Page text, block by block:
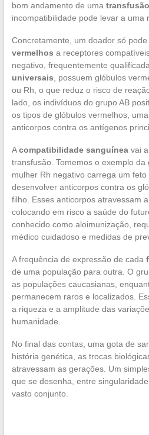
bom andamento de uma
incompatibilidade pode levar a uma
Concretamente, um doador só
vermelhos a receptores
negativo, frequentemente
universais , possuem glóbulos
ou Rh, o que reduz o risco de
lado, os indivíduos do grupo AB
os tipos de glóbulos vermelhos,
anticorpos contra os antígenos
Acompatibilidade sanguíneavai
transfusão. Tomemos o exemplo da
mulher Rh negativo carrega um
desenvolver anticorpos contra os
filho. Esses anticorpos atravessam a
colocando em risco a saúde do
conhecido como aloimunização,
médico cuidadoso e medidas de
A frequência de expressão de cada
de uma população para outra. O
as populações caucasianas,
permanecem raros e localizados.
a riqueza e a amplitude das
humanidade.
No final das contas, uma gota de
história genética, as trocas
atravessam as gerações. Um
que se desenha, entre
vasto conjunto.